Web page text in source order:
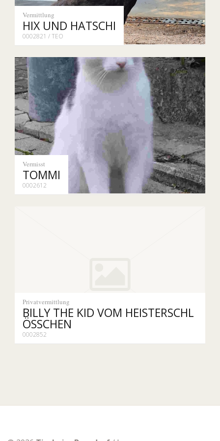
Vermittlung
HIX UND HATSCHI
0002821 / TEO
Vermisst
TOMMI
0002612
Privatvermittlung
BILLY THE KID VOM HEISTERSCHL
ÖSSCHEN
0002852